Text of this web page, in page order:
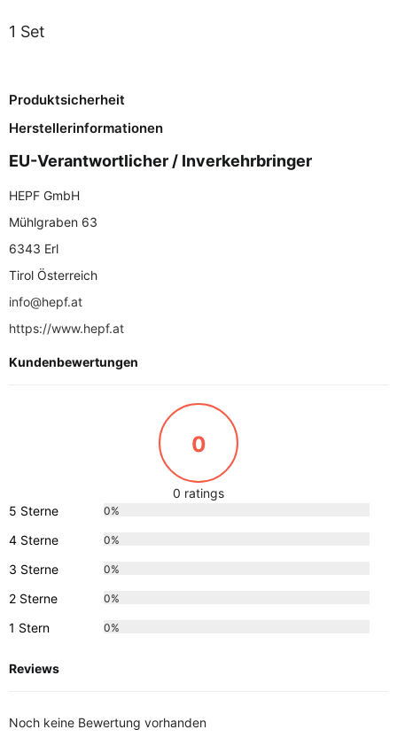
1 Set
Produktsicherheit
Herstellerinformationen
EU-Verantwortlicher / Inverkehrbringer
HEPF GmbH
Mühlgraben 63
6343 Erl
Tirol Österreich
info@hepf.at
https://www.hepf.at
Kundenbewertungen
0
0 ratings
5 Sterne
0%
4 Sterne 0%
3 Sterne 0%
2 Sterne 0%
1 Stern 0%
Reviews
Noch keine Bewertung vorhanden